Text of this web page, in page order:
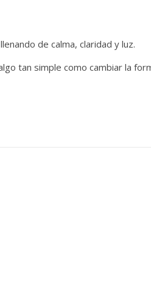
de calma, claridad y luz.
tan simple como cambiar la